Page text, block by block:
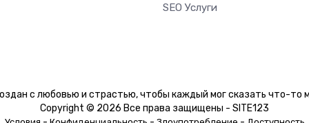
SEO Услуги
с любовью и страстью, чтобы каждый мог сказать что-то
Copyright © 2026 Все права защищены - SITE123